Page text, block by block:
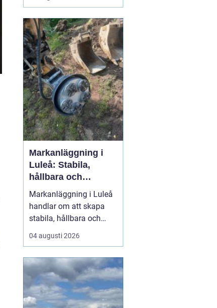
trimmer. För den som
med kustklimat,
kuperade tomter och
mycket sten, spelar
lokala förhålland...
Markanläggning i
Luleå: Stabila,
hållbara och
funktionella ytor
Markanläggning i Luleå
handlar om att skapa
stabila, hållbara och
funktionella ytor för
bostäder, vägar,
ledningar i ett klimat
som ställer höga krav på
både planering och ut...
04 augusti 2026